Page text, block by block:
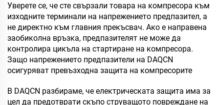
Уверете се, че сте свързали товара на компресора към
изходните терминали на напрежението предпазител, а
не директно към главния прекъсвач. Ако е направена
заобиколна връзка, предпазителят не може да
контролира цикъла на стартиране на компресора.
Защо напрежението предпазители на DAQCN
осигуряват превъзходна защита на компресорите
В DAQCN разбираме, че електрическата защита има за
цел да предотврати скъпо струващото повреждане на